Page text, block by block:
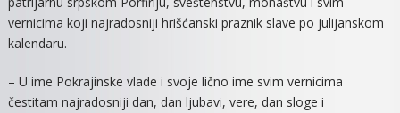
BOŽIĆ
vernicima koji najradosniji hrišćanski praznik slave po julijanskom
kalendaru.
– U ime Pokrajinske vlade i svoje lično ime svim vernicima
čestitam najradosniji dan, dan ljubavi, vere, dan sloge i